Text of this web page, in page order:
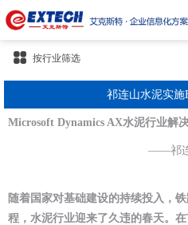
按行业筛选
祁连山水泥实施
Microsoft Dynamics AX水泥行业解
——祁连山水泥实
随着国家对基础建设的持续投入，
程，水泥行业迎来了久违的春天。